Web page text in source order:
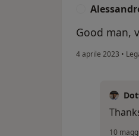
Good man,
4 aprile 2023 •
10